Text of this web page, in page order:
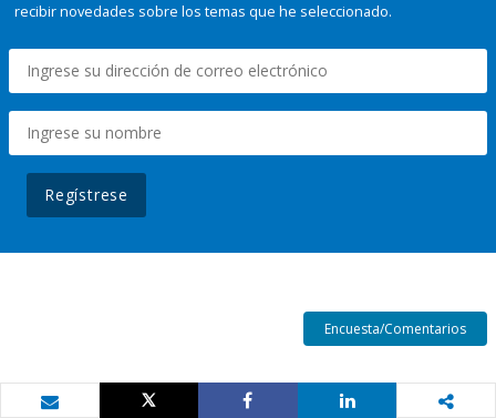
recibir novedades sobre los temas que he seleccionado.
Regístrese
Encuesta/Comentarios